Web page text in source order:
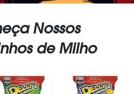
Nossos
de Milho